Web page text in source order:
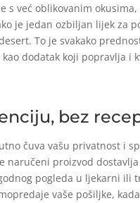
već oblikovanim
je jedan ozbiljan lijek
To je svakako
dodatak koji popravlja
bez
čuva vašu privatnost i
proizvod
pogleda u ljekarni ili
vaše pošiljke,